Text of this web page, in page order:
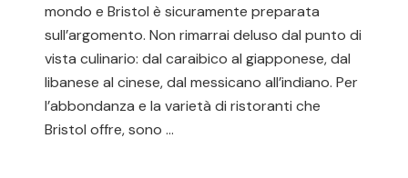
mondo e Bristol è sicuramente preparata
sull’argomento. Non rimarrai deluso dal punto di
vista culinario: dal caraibico al giapponese, dal
libanese al cinese, dal messicano all’indiano. Per
l’abbondanza e la varietà di ristoranti che
Bristol offre, sono …